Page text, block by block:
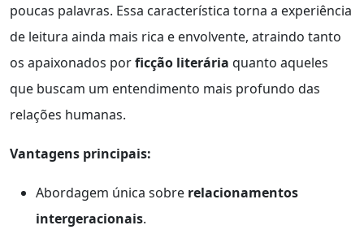
poucas palavras. Essa característica torna a experiência
de leitura ainda mais rica e envolvente, atraindo tanto
os apaixonados porficção literária quanto aqueles
que buscam um entendimento mais profundo das
relações humanas.
Vantagens principais:
Abordagem única sobre relacionamentos
intergeracionais.